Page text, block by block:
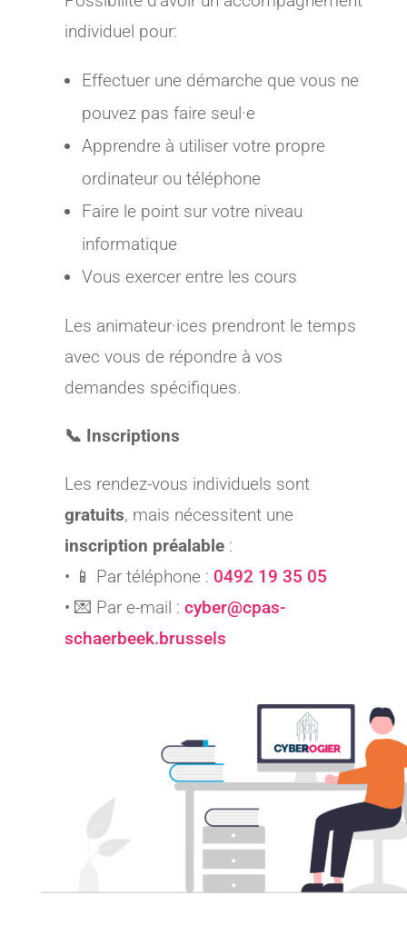
individuel pour:
Effectuer une démarche que vous ne
pouvez pas faire seul·e
Apprendre à utiliser votre propre
ordinateur ou téléphone
Faire le point sur votre niveau
informatique
Vous exercer entre les cours
Les animateur·ices prendront le temps
avec vous de répondre à vos
demandes spécifiques.
📞 Inscriptions
Les rendez-vous individuels sont
gratuits, mais nécessitent une
inscription préalable:
• 📱 Par téléphone : 0492 19 35 05
• 💌 Par e-mail : cyber@cpas-
schaerbeek.brussels